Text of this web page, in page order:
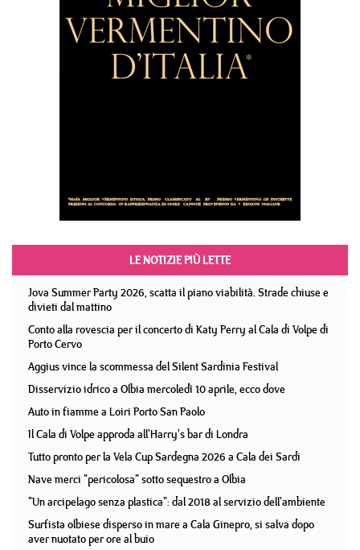
LE NOTIZIE PIÙ LETTE
Jova Summer Party 2026, scatta il piano viabilità. Strade chiuse e
divieti dal mattino
Conto alla rovescia per il concerto di Katy Perry al Cala di Volpe di
Porto Cervo
Aggius vince la scommessa del Silent Sardinia Festival
Disservizio idrico a Olbia mercoledì 10 aprile, ecco dove
Auto in fiamme a Loiri Porto San Paolo
Il Cala di Volpe approda all'Harry's bar di Londra
Tutto pronto per la Vela Cup Sardegna 2026 a Cala dei Sardi
Nave merci "pericolosa" sotto sequestro a Olbia
"Un arcipelago senza plastica": dal 2018 al servizio dell'ambiente
Surfista olbiese disperso in mare a Cala Ginepro, si salva dopo
aver nuotato per ore al buio